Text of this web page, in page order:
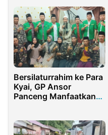
Bersilaturrahim ke Para
Kyai, GP Ansor
Panceng Manfaatkan